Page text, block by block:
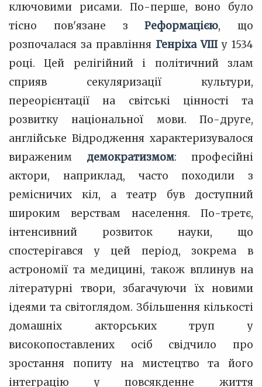
ключовими рисами. По-перше, воно було
тісно пов'язане зРеформацією, що
розпочалася за правління Генріха VIIIу 1534
році. Цей релігійний і політичний злам
сприяв секуляризації культури,
переорієнтації на світські цінності та
розвитку національної мови. По-друге,
англійське Відродження характеризувалося
вираженим демократизмом: професійні
актори, наприклад, часто походили з
ремісничих кіл, а театр був доступний
широким верствам населення. По-третє,
інтенсивний розвиток науки, що
спостерігався у цей період, зокрема в
астрономії та медицині, також вплинув на
літературні твори, збагачуючи їх новими
ідеями та світоглядом. Збільшення кількості
домашніх акторських труп у
високопоставлених осіб свідчило про
зростання попиту на мистецтво та його
інтеграцію у повсякденне життя